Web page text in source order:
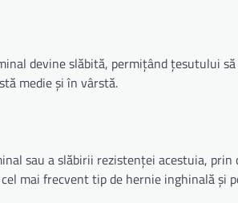
devine slăbită, permițând țesutului
medie și în vârstă.
sau a slăbirii rezistenței acestuia,
mai frecvent tip de hernie inghinală și